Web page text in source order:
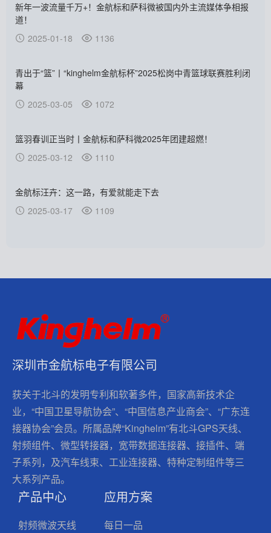
新年一波流量千万+！金航标和萨科微被国内外主流媒体争相报
道！
2025-01-18
1136
青出于“篮”丨“kinghelm金航标杯”2025松岗中青篮球联赛胜利闭
幕
2025-03-05
1072
篮羽春训正当时丨金航标和萨科微2025年团建超燃！
2025-03-12
1110
金航标汪卉：这一路，有爱就能走下去
2025-03-17
1109
深圳市金航标电子有限公司
获关于北斗的发明专利和软著多件，国家高新技术企
业，“中国卫星导航协会”、“中国信息产业商会”、“广东连
接器协会”会员。所属品牌“Kinghelm”有北斗GPS天线、
射频组件、微型转接器，宽带数据连接器、接插件、端
子系列，及汽车线束、工业连接器、特种定制组件等三
大系列产品。
产品中心
射频微波天线
应用方案
每日一品